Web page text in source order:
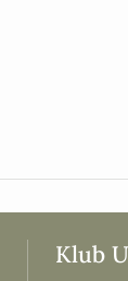
Klub